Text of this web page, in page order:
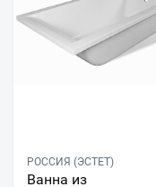
РОССИЯ (ЭСТЕТ)
Ванна из